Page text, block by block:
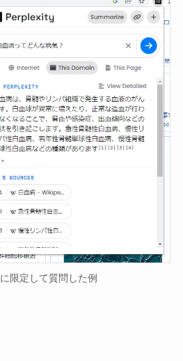
限定して質問した例